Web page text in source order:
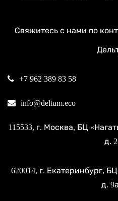
Свяжитесь с нами по
+7 962 389 83 58
info@deltum.eco
115533, г. Москва, БЦ
д.
620014, г. Екатеринбург, БЦ
д.